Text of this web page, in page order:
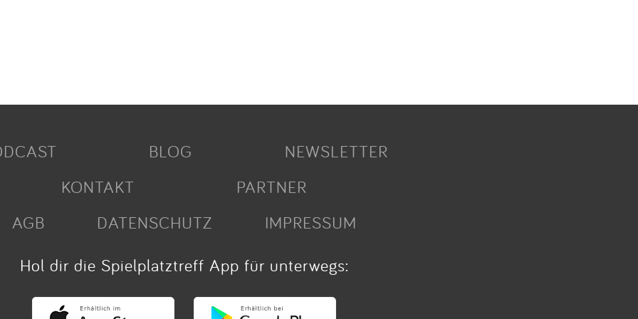
BLOG
NEWSLETTER
KONTAKT
PARTNER
AGB
DATENSCHUTZ
IMPRESSUM
Hol dir die Spielplatztreff App für unterwegs: